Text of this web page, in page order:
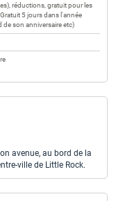
réductions, gratuit pour les
5 jours dans l'année
de son anniversaire etc)
avenue, au bord de la
ville de Little Rock.